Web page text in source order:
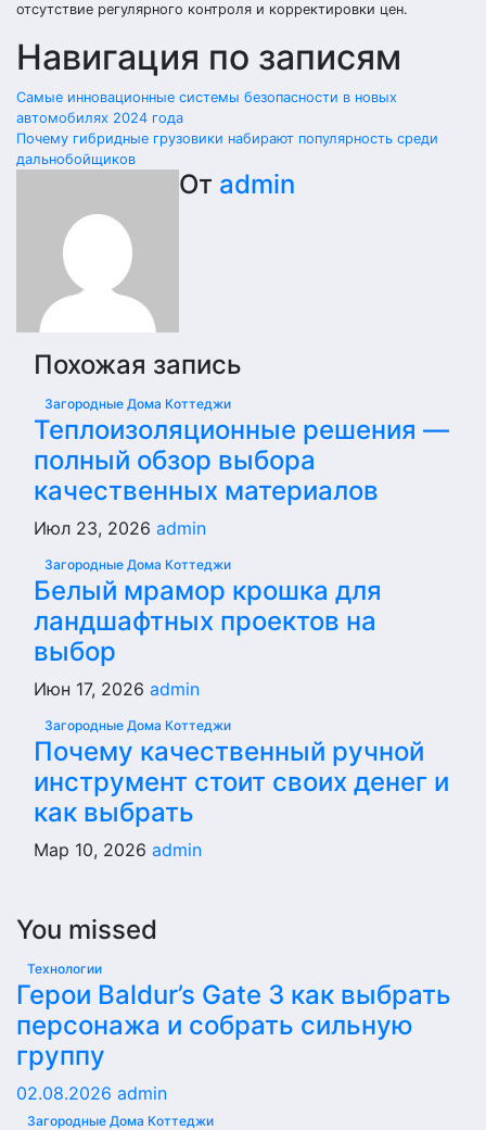
отсутствие регулярного контроля и корректировки цен.
Навигация по записям
Самые инновационные системы безопасности в новых
автомобилях 2024 года
Почему гибридные грузовики набирают популярность среди
дальнобойщиков
От admin
Похожая запись
Загородные Дома Коттеджи
Теплоизоляционные решения —
полный обзор выбора
качественных материалов
Июл 23, 2026 admin
Загородные Дома Коттеджи
Белый мрамор крошка для
ландшафтных проектов на
выбор
Июн 17, 2026 admin
Загородные Дома Коттеджи
Почему качественный ручной
инструмент стоит своих денег и
как выбрать
Мар 10, 2026 admin
You missed
Технологии
Герои Baldur’s Gate 3 как выбрать
персонажа и собрать сильную
группу
02.08.2026 admin
Загородные Дома Коттеджи